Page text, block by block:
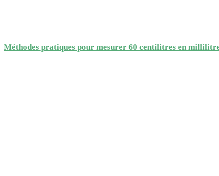
Méthodes pratiques pour mesurer 60 centilitres en